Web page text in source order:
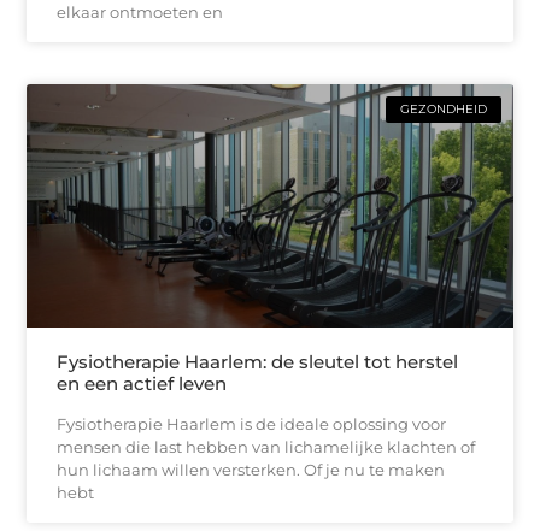
elkaar ontmoeten en
GEZONDHEID
Fysiotherapie Haarlem: de sleutel tot herstel
en een actief leven
Fysiotherapie Haarlem is de ideale oplossing voor
mensen die last hebben van lichamelijke klachten of
hun lichaam willen versterken. Of je nu te maken
hebt